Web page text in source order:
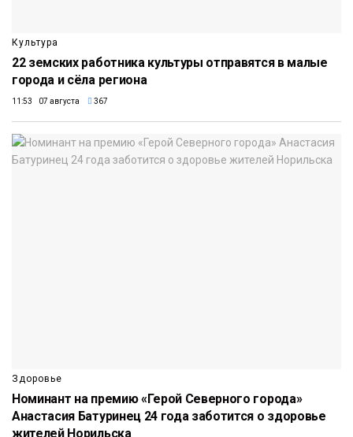
Культура
22 земских работника культуры отправятся в малые
города и сёла региона
11:53 07 августа 367
Здоровье
Номинант на премию «Герой Северного города»
Анастасия Батуринец 24 года заботится о здоровье
жителей Норильска